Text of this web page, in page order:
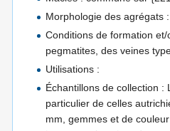
Morphologie des agrégats
Conditions de formation
pegmatites, des veines
Utilisations :
Échantillons de collection :
particulier de celles
mm, gemmes et de